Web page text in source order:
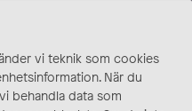
vi teknik som cookies
När du
behandla data som